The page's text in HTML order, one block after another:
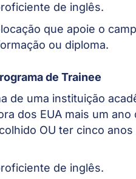
de inglês.
que apoie o
ou diploma.
de Trainee
de uma instituição
dos EUA mais um
OU ter cinco
de inglês.